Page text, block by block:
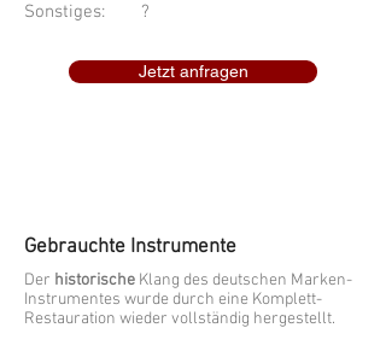
Sonstiges:
?
Jetzt anfragen
Gebrauchte Instrumente
Der historische Klang des deutschen Marken-
Instrumentes wurde durch eine Komplett-
Restauration wieder vollständig hergestellt.